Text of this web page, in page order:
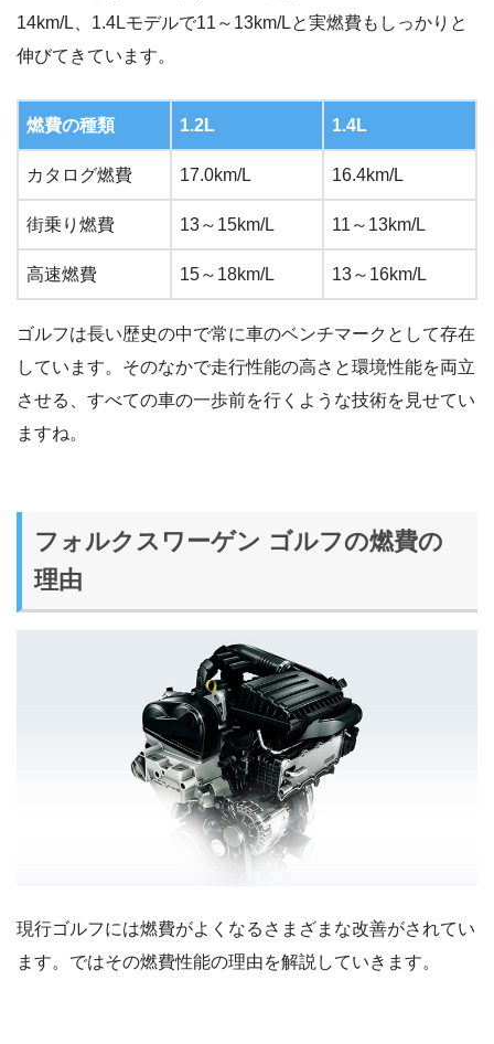
14km/L、1.4Lモデルで11～13km/Lと実燃費もしっかりと
伸びてきています。
燃費の種類 1.2L 1.4L
カタログ燃費 17.0km/L 16.4km/L
街乗り燃費 13～15km/L 11～13km/L
高速燃費 15～18km/L 13～16km/L
ゴルフは長い歴史の中で常に車のベンチマークとして存在
しています。そのなかで走行性能の高さと環境性能を両立
させる、すべての車の一歩前を行くような技術を見せてい
ますね。
フォルクスワーゲン ゴルフの燃費の
理由
現行ゴルフには燃費がよくなるさまざまな改善がされてい
ます。ではその燃費性能の理由を解説していきます。